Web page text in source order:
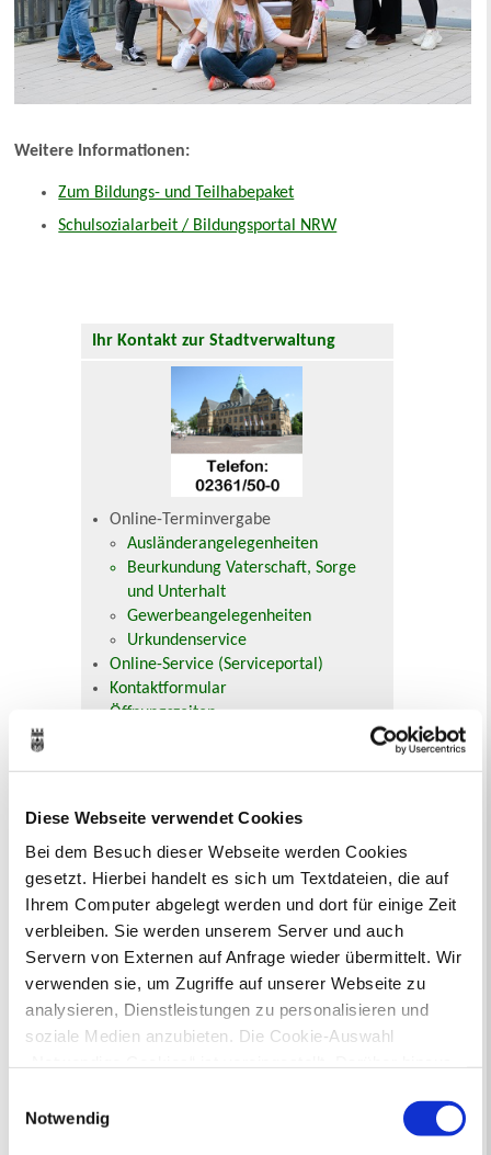
Diese Webseite verwendet Cookies
Bei dem Besuch dieser Webseite werden Cookies
gesetzt. Hierbei handelt es sich um Textdateien, die auf
Ihrem Computer abgelegt werden und dort für einige Zeit
verbleiben. Sie werden unserem Server und auch
Servern von Externen auf Anfrage wieder übermittelt. Wir
verwenden sie, um Zugriffe auf unserer Webseite zu
analysieren, Dienstleistungen zu personalisieren und
soziale Medien anzubieten. Die Cookie-Auswahl
Drittländern (USA) mit unzureichendem
Datenschutzniveau verarbeiten. Es besteht die Gefahr,
Notwendig
Weitere Informationen:
Zum Bildungs- und Teilhabepaket
Schulsozialarbeit / Bildungsportal NRW
Ihr Kontakt zur Stadtverwaltung
Online-Terminvergabe
Ausländerangelegenheiten
Beurkundung Vaterschaft, Sorge
und Unterhalt
Gewerbeangelegenheiten
Urkundenservice
Online-Service (Serviceportal)
Kontaktformular
Öffnungszeiten
Defekte Straßenbeleuchtung melden
August 2026
< Juli
September >
Mo
Do
So
3
4 5 6 8
10
11 12 13 14 15
16
22
23
31